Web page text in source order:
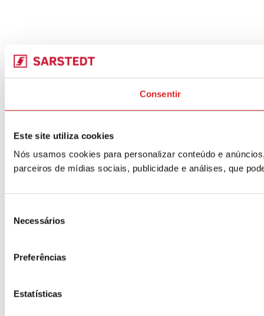
Consentir
Este site utiliza cookies
Nós usamos cookies para personalizar conteúdo e
parceiros de mídias sociais, publicidade e análises, que
Necessários
Preferências
Estatísticas